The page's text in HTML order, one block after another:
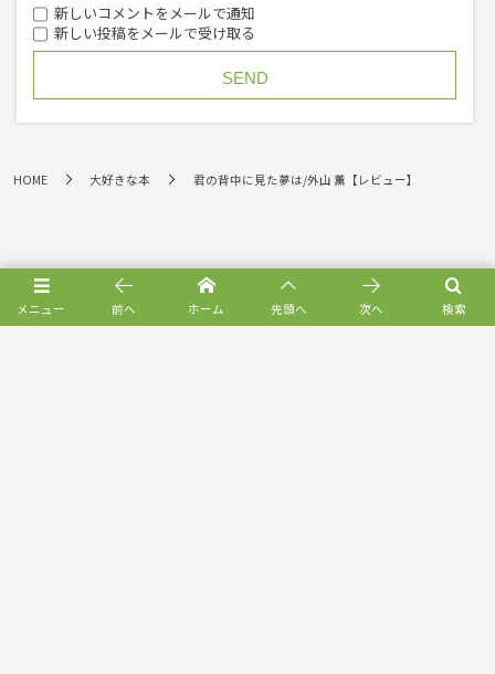
新しいコメントをメールで通知
新しい投稿をメールで受け取る
HOME 大好きな本 君の背中に見た夢は/外山 薫【レビュー】
メニュー 検索
前へ ホーム 先頭へ 次へ